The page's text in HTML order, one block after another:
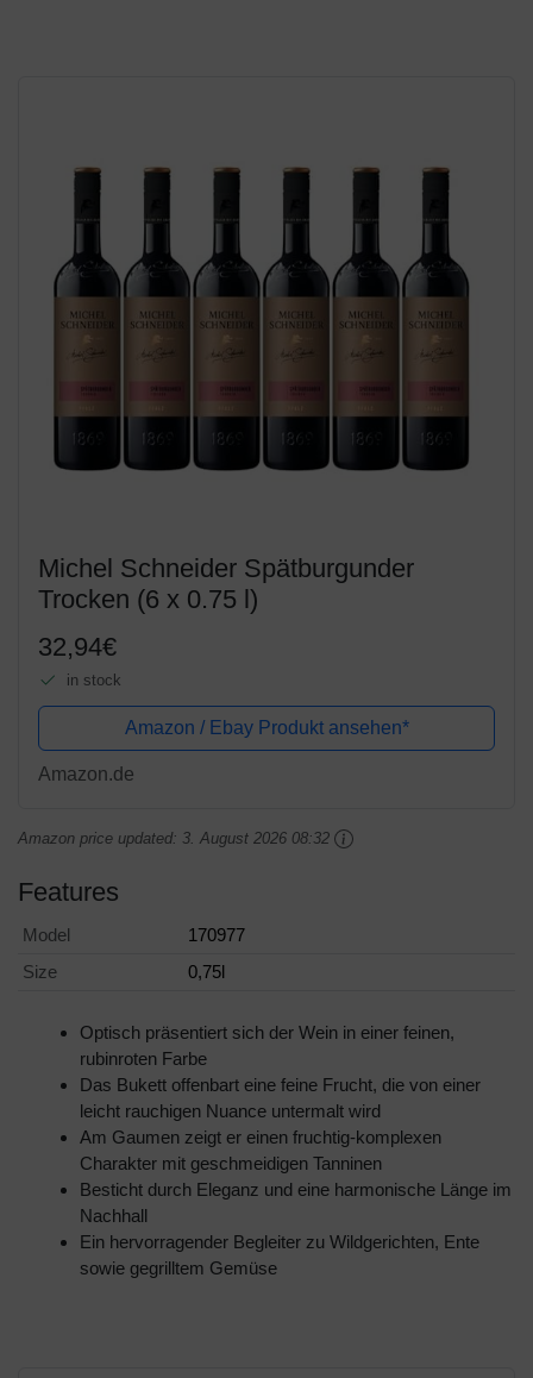
Michel Schneider Spätburgunder
Trocken (6 x 0.75 l)
32,94€
in stock
Amazon / Ebay Produkt ansehen*
Amazon.de
Amazon price updated: 3. August 2026 08:32
Features
Model
170977
Size
0,75l
Optisch präsentiert sich der Wein in einer feinen,
rubinroten Farbe
Das Bukett offenbart eine feine Frucht, die von einer
leicht rauchigen Nuance untermalt wird
Am Gaumen zeigt er einen fruchtig-komplexen
Charakter mit geschmeidigen Tanninen
Besticht durch Eleganz und eine harmonische Länge im
Nachhall
Ein hervorragender Begleiter zu Wildgerichten, Ente
sowie gegrilltem Gemüse